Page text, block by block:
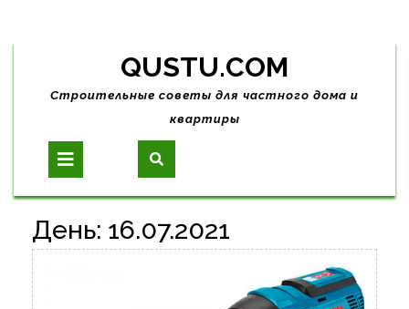
Skip
content
QUSTU.COM
Строительные советы для частного дома и
квартиры
Open
Button
День: 16.07.2021